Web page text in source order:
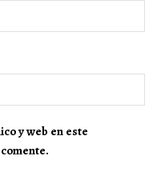
y web en este